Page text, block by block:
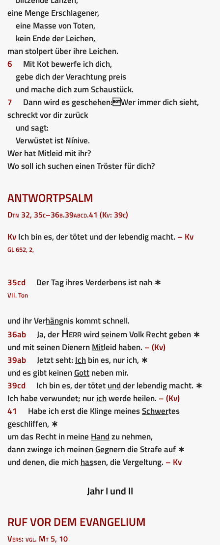
eine Menge Erschlagener,
eine Masse von Toten,
kein Ende der Leichen,
man stolpert über ihre Leichen.
6
Mit Kot bewerfe ich dich,
gebe dich der Verachtung preis
und mache dich zum Schaustück.
7
Dann wird es geschehen:Wer immer dich sieht,
schreckt vor dir zurück
und sagt:
Verwüstet ist Nínive.
Wer hat Mitleid mit ihr?
Wo soll ich suchen einen Tröster für dich?
ANTWORTPSALM
Dtn 32, 35c–36b.39abcd.41 (Kv: 39c)
KvIch bin es, der tötet und der lebendig macht. – Kv
GL 652, 2,
35cd Der Tag ihres Verderbens ist nah ∗
VII. Ton
und ihr Verhängnis kommt schnell.
36ab
Ja, derHerrwirdseinem Volk Recht geben ∗
und mit seinen DienernMitleid haben. – (Kv)
39ab
Jetzt seht: Ichbin es, nur ich, ∗
und es gibt keinenGottneben mir.
39cd
Ich bin es, der tötetundder lebendig macht. ∗
Ich habe verwundet; nurichwerde heilen. – (Kv)
41
Habe ich erst die Klinge meinesSchwertes
geschliffen, ∗
um das Recht in meine Handzu nehmen,
dann zwinge ich meinenGegnern die Strafe auf ∗
und denen, die michhassen, die Vergeltung. – Kv
Jahr I und II
RUF VOR DEM EVANGELIUM
Vers: vgl. Mt 5, 10